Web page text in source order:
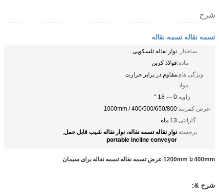
شرح
تسمه نقاله تسمه نقاله
ساختار::نوار نقاله تلسکوپی
ماده:فولاد کربن
ویژگی های
مواد:
مقاوم در برابر حرارت
زاویه:0 --- 18 °
عرض کمربند:400/500/650/800 / 1000mm
گارانتی:13 ماه
برجسته:نوار نقاله تسمه نقاله، نوار نقاله شیب قابل حمل,
portable incline conveyor
400mm تا 1200mm عرض تسمه نقاله تسمه نقاله برای سیمان
شرح &: